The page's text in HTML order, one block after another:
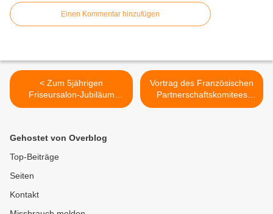
Einen Kommentar hinzufügen
< Zum 5jährigen
Friseursalon-Jubiläum
spendete Claudia Funk 450
Vortrag des Französischen
Partnerschaftskomitees
Veitshöchheim mit dem
Gehostet von Overblog
Top-Beiträge
Seiten
Kontakt